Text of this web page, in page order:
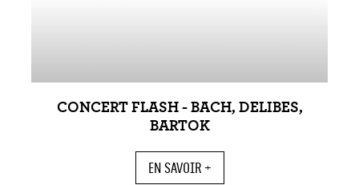
CONCERT FLASH - BACH, DELIBES,
BARTOK
EN SAVOIR +